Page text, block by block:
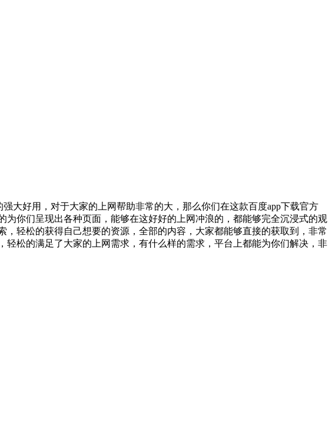
大好用，对于大家的上网帮助非常的大，那么你们在这款百度app下载官方
你们呈现出各种页面，能够在这好好的上网冲浪的，都能够完全沉浸式的观
轻松的获得自己想要的资源，全部的内容，大家都能够直接的获取到，非常
松的满足了大家的上网需求，有什么样的需求，平台上都能为你们解决，非